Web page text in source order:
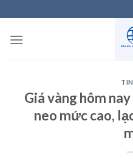
to
content
Giá vàng hôm
neo mức cao,